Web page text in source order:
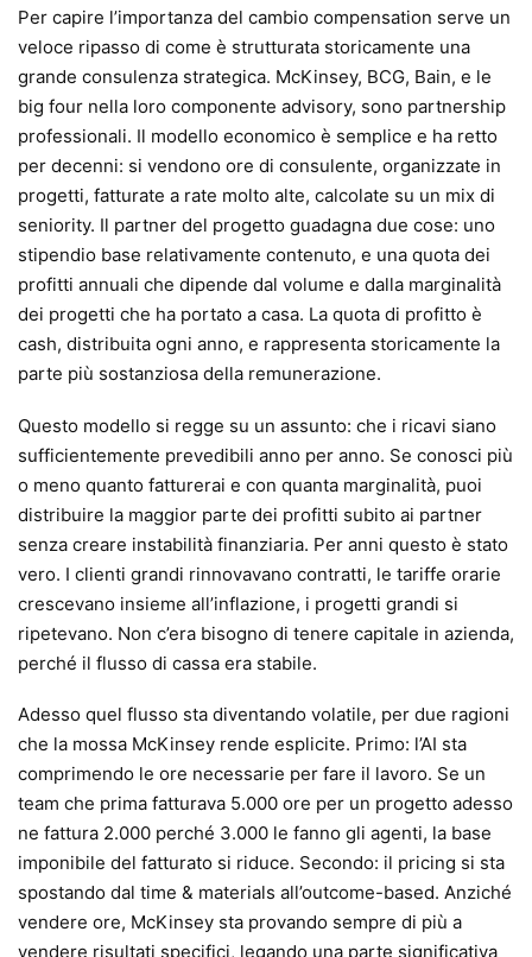
Per capire l’importanza del cambio compensation serve un
veloce ripasso di come è strutturata storicamente una
grande consulenza strategica. McKinsey, BCG, Bain, e le
big four nella loro componente advisory, sono partnership
professionali. Il modello economico è semplice e ha retto
per decenni: si vendono ore di consulente, organizzate in
progetti, fatturate a rate molto alte, calcolate su un mix di
seniority. Il partner del progetto guadagna due cose: uno
stipendio base relativamente contenuto, e una quota dei
profitti annuali che dipende dal volume e dalla marginalità
dei progetti che ha portato a casa. La quota di profitto è
cash, distribuita ogni anno, e rappresenta storicamente la
parte più sostanziosa della remunerazione.
Questo modello si regge su un assunto: che i ricavi siano
sufficientemente prevedibili anno per anno. Se conosci più
o meno quanto fatturerai e con quanta marginalità, puoi
distribuire la maggior parte dei profitti subito ai partner
senza creare instabilità finanziaria. Per anni questo è stato
vero. I clienti grandi rinnovavano contratti, le tariffe orarie
crescevano insieme all’inflazione, i progetti grandi si
ripetevano. Non c’era bisogno di tenere capitale in azienda,
perché il flusso di cassa era stabile.
Adesso quel flusso sta diventando volatile, per due ragioni
che la mossa McKinsey rende esplicite. Primo: l’AI sta
comprimendo le ore necessarie per fare il lavoro. Se un
team che prima fatturava 5.000 ore per un progetto adesso
ne fattura 2.000 perché 3.000 le fanno gli agenti, la base
imponibile del fatturato si riduce. Secondo: il pricing si sta
spostando dal time & materials all’outcome-based. Anziché
vendere ore, McKinsey sta provando sempre di più a
vendere risultati specifici, legando una parte significativa